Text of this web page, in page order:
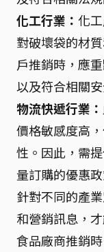
化工行業： 化
對破壞袋的材
戶推銷時，應
以及符合相關
物流快遞行業：
價格敏感度高
性。因此，需
量訂購的優惠政
針對不同的產
和營銷訊息，
食品廠商推銷